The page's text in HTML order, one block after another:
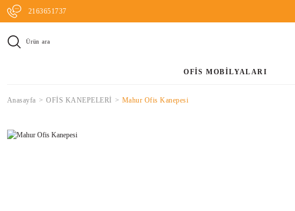
2163651737
Ürün ara
OFİS MOBİLYALARI
Anasayfa OFİS KANEPELERİ Mahur Ofis Kanepesi